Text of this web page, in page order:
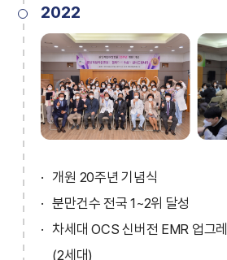
2022
개원 20주년 기념식
분만건수 전국 1~2위 달성
차세대 OCS 신버전 EMR 업그
(2세대)